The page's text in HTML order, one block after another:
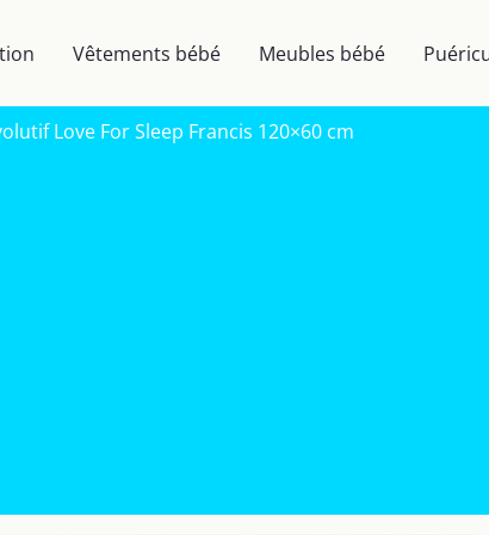
Vêtements bébé Meubles bébé
Love For Sleep Francis 120×60 cm